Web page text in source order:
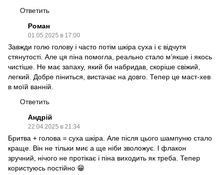
Ответить
Роман
01.05.2025 в 17:00
Завжди голю голову і часто потім шкіра суха і є відчутя
стянутості. Але ця піна помогла, реально стало м’якше і якось
чистіше. Не має запаху, який би набридав, скоріше свіжий,
легкий. Добре піниться, вистачає на довго. Тепер це маст-хев
в моїй ванній.
Ответить
Андрій
22.04.2025 в 21:34
Бритва + голова = суха шкіра. Але після цього шампуню стало
краще. Він не тільки миє а ще ніби зволожує. І флакон
зручний, нічого не протікає і піна виходить як треба. Тепер
користуюсь постійно 😁